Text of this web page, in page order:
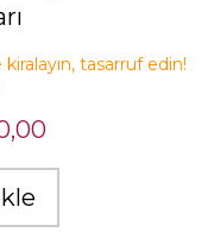
kiralayın, tasarruf edin!